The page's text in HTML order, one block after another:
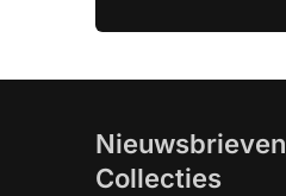
Nieuwsbrieven
Collecties